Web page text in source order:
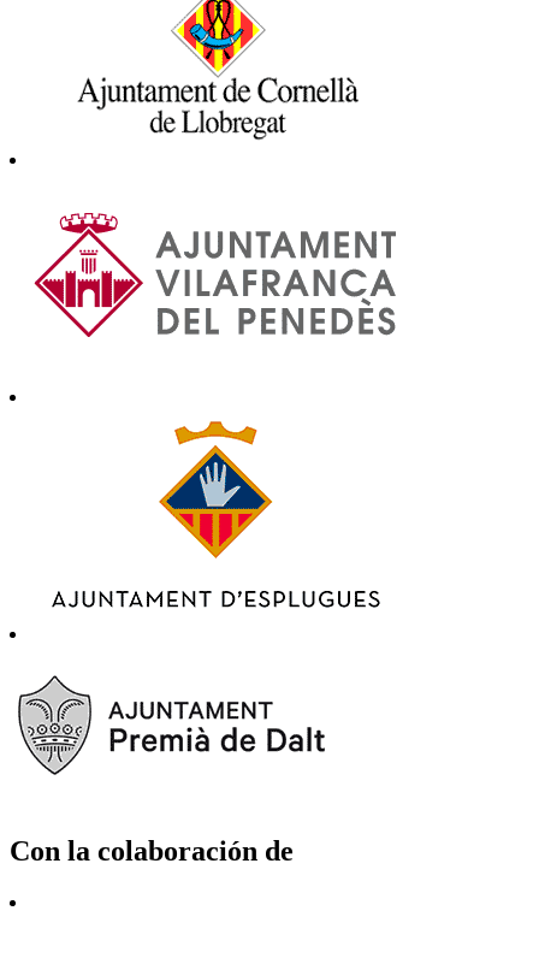
Con la colaboración de